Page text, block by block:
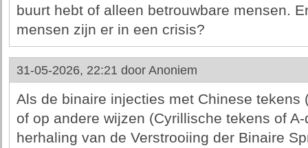
buurt hebt of alleen betrouwbare mensen.
mensen zijn er in een crisis?
31-05-2026, 22:21 door Anoniem
Als de binaire injecties met Chinese tekens
of op andere wijzen (Cyrillische tekens of
herhaling van de Verstrooiing der Binaire